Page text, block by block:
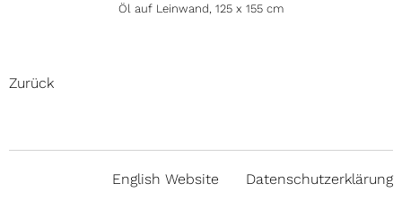
Öl auf Leinwand, 125 x 155 cm
Zurück
English Website Datenschutzerklärung